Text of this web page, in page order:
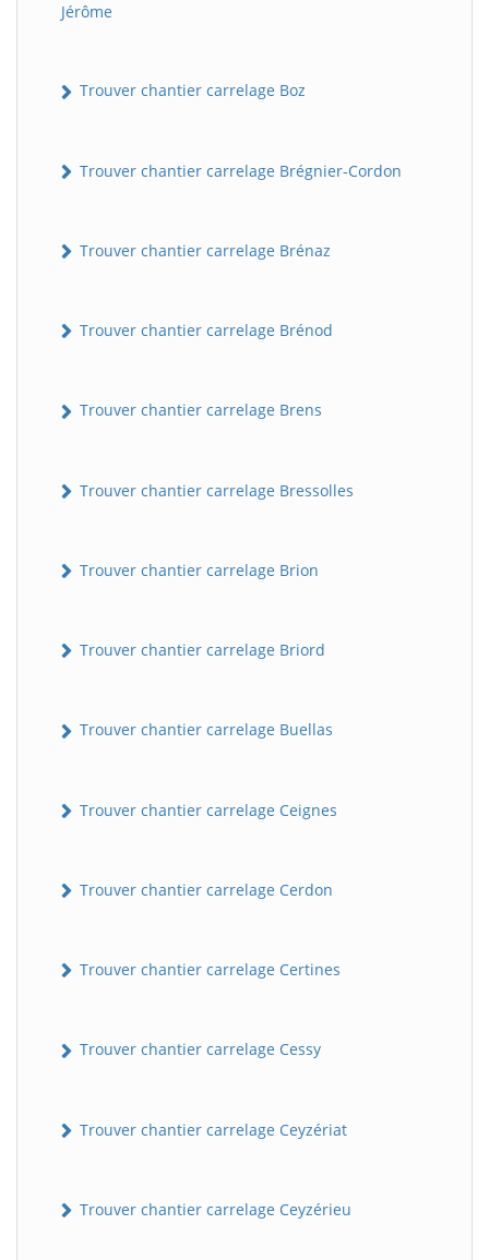
Jérôme
Trouver chantier carrelage Boz
Trouver chantier carrelage Brégnier-Cordon
Trouver chantier carrelage Brénaz
Trouver chantier carrelage Brénod
Trouver chantier carrelage Brens
Trouver chantier carrelage Bressolles
Trouver chantier carrelage Brion
Trouver chantier carrelage Briord
Trouver chantier carrelage Buellas
Trouver chantier carrelage Ceignes
Trouver chantier carrelage Cerdon
Trouver chantier carrelage Certines
Trouver chantier carrelage Cessy
Trouver chantier carrelage Ceyzériat
Trouver chantier carrelage Ceyzérieu